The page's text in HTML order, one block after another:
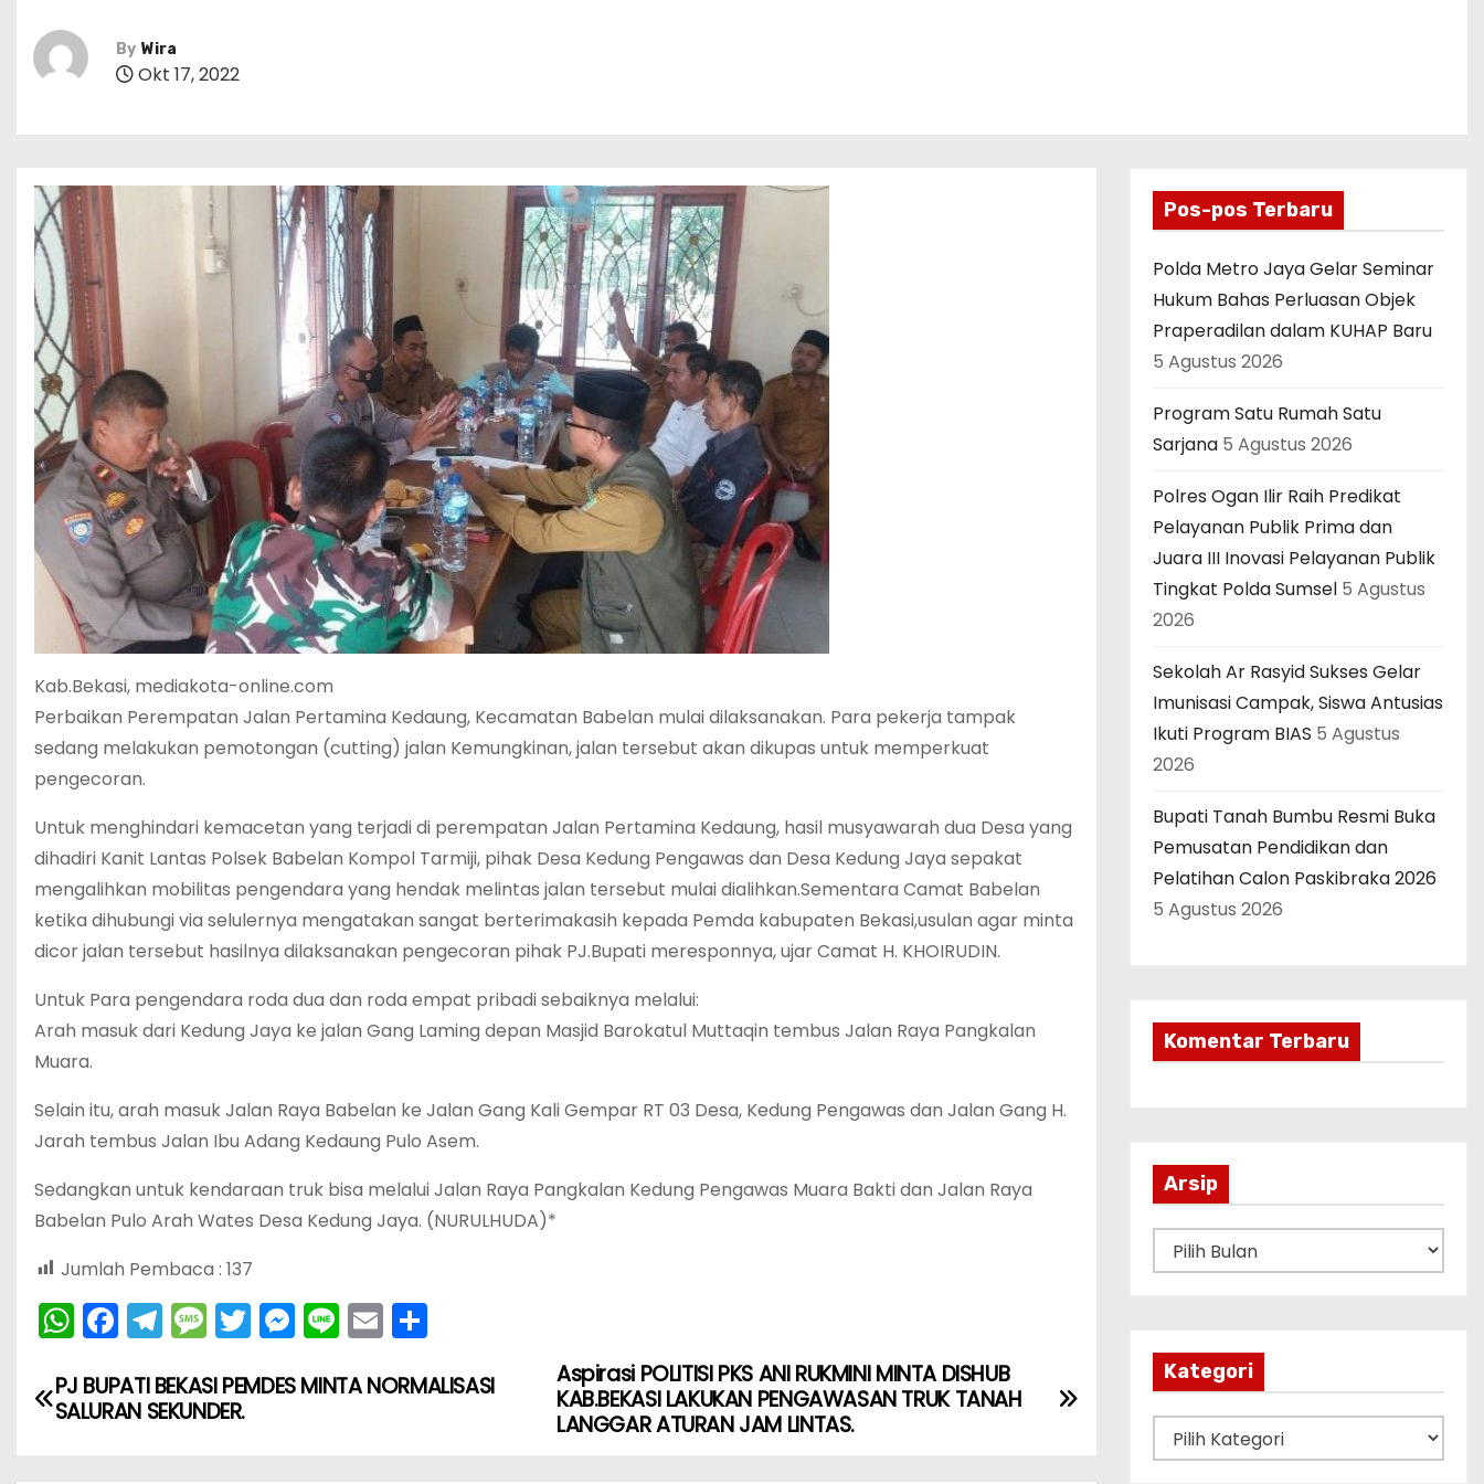
By Wira
Okt 17, 2022
Kab.Bekasi, mediakota-online.com
Perbaikan Perempatan Jalan Pertamina Kedaung, Kecamatan Babelan mulai dilaksanakan. Para pekerja tampak
sedang melakukan pemotongan (cutting) jalan Kemungkinan, jalan tersebut akan dikupas untuk memperkuat
pengecoran.
Untuk menghindari kemacetan yang terjadi di perempatan Jalan Pertamina Kedaung, hasil musyawarah dua Desa yang
dihadiri Kanit Lantas Polsek Babelan Kompol Tarmiji, pihak Desa Kedung Pengawas dan Desa Kedung Jaya sepakat
mengalihkan mobilitas pengendara yang hendak melintas jalan tersebut mulai dialihkan.Sementara Camat Babelan
ketika dihubungi via selulernya mengatakan sangat berterimakasih kepada Pemda kabupaten Bekasi,usulan agar minta
dicor jalan tersebut hasilnya dilaksanakan pengecoran pihak PJ.Bupati meresponnya, ujar Camat H. KHOIRUDIN.
Untuk Para pengendara roda dua dan roda empat pribadi sebaiknya melalui:
Arah masuk dari Kedung Jaya ke jalan Gang Laming depan Masjid Barokatul Muttaqin tembus Jalan Raya Pangkalan
Muara.
Selain itu, arah masuk Jalan Raya Babelan ke Jalan Gang Kali Gempar RT 03 Desa, Kedung Pengawas dan Jalan Gang H.
Jarah tembus Jalan Ibu Adang Kedaung Pulo Asem.
Sedangkan untuk kendaraan truk bisa melalui Jalan Raya Pangkalan Kedung Pengawas Muara Bakti dan Jalan Raya
Babelan Pulo Arah Wates Desa Kedung Jaya. (NURULHUDA)*
Jumlah Pembaca : 137
W
h
a
ts
F
a
c
e
T
el
e
gr
M
e
s
s
T
w
itt
M
e
s
Li
n
e
E
m
ai ar
N
Aspirasi POLITISI PKS ANI RUKMINI MINTA DISHUB
KAB.BEKASI LAKUKAN PENGAWASAN TRUK TANAH
LANGGAR ATURAN JAM LINTAS.
PJ BUPATI BEKASI PEMDES MINTA NORMALISASI
SALURAN SEKUNDER.
Pos-pos Terbaru
Polda Metro Jaya Gelar Seminar
Hukum Bahas Perluasan Objek
Praperadilan dalam KUHAP Baru
5 Agustus 2026
Program Satu Rumah Satu
Sarjana 5 Agustus 2026
Polres Ogan Ilir Raih Predikat
Pelayanan Publik Prima dan
Juara III Inovasi Pelayanan Publik
Tingkat Polda Sumsel 5 Agustus
2026
Sekolah Ar Rasyid Sukses Gelar
Imunisasi Campak, Siswa Antusias
Ikuti Program BIAS 5 Agustus
2026
Bupati Tanah Bumbu Resmi Buka
Pemusatan Pendidikan dan
Pelatihan Calon Paskibraka 2026
5 Agustus 2026
Komentar Terbaru
Arsip
r
Kategori
a